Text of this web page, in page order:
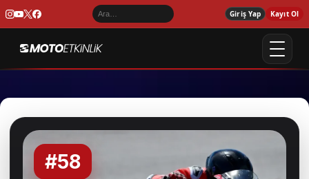
Giriş Yap Kayıt Ol
#58